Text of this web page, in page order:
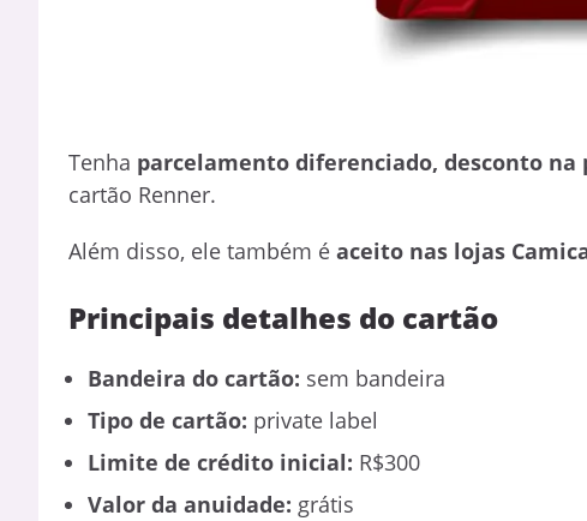
Tenha parcelamento diferenciado, desconto
cartão Renner.
Além disso, ele também é aceito nas lojas
Principais detalhes do cartão
Bandeira do cartão: sem bandeira
Tipo de cartão: private label
Limite de crédito inicial: R$300
Valor da anuidade: grátis